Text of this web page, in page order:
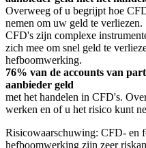
Overweeg of u begrijpt hoe
nemen om uw geld te verliezen.
CFD's zijn complexe
zich mee om snel geld te
hefboomwerking.
76% van de accounts van
aanbieder geld
met het handelen in CFD's.
werken en of u het risico kunt
Risicowaarschuwing: CFD- en
hefboomwerking zijn zeer